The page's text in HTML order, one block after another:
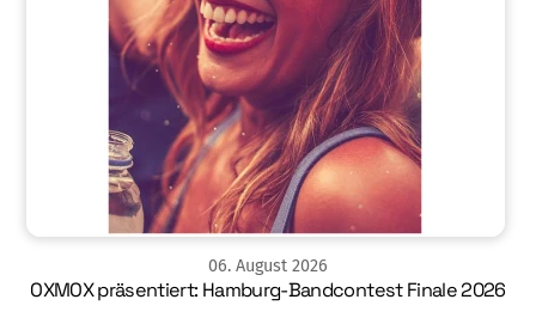
06. August 2026
OXMOX präsentiert: Hamburg-Bandcontest Finale 2026